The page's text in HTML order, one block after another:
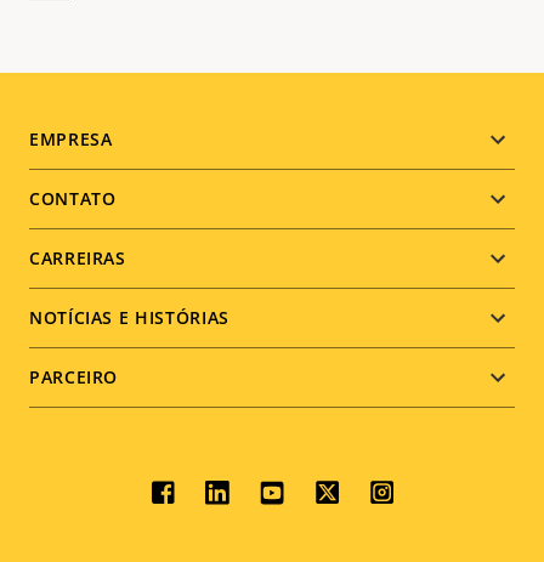
Footer
menu
EMPRESA
CONTATO
CARREIRAS
NOTÍCIAS E HISTÓRIAS
PARCEIRO
Social